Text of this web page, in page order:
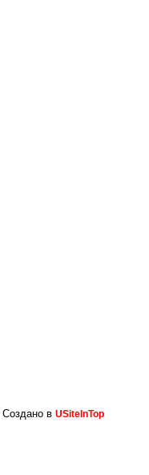
Создано в USiteInTop